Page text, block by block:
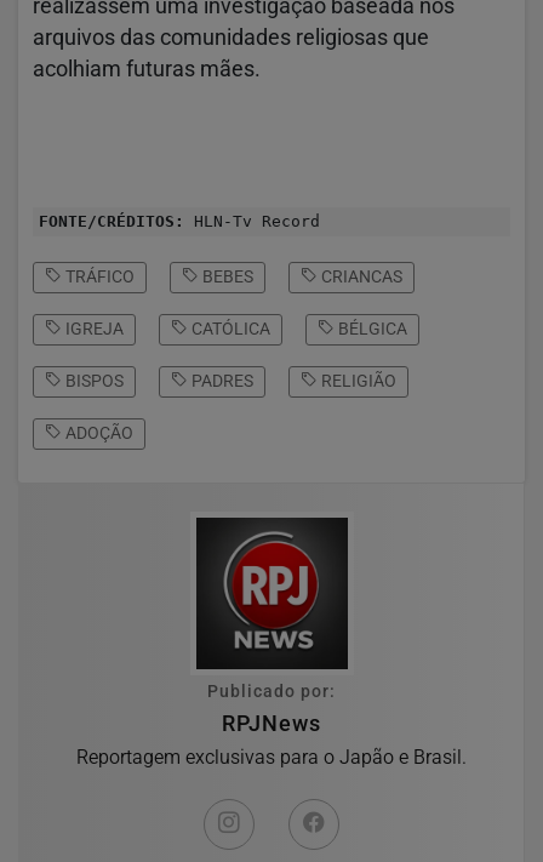
realizassem uma investigação baseada nos
arquivos das comunidades religiosas que
acolhiam futuras mães.
FONTE/CRÉDITOS: HLN-Tv Record
TRÁFICO BEBES CRIANCAS
IGREJA CATÓLICA BÉLGICA
BISPOS PADRES RELIGIÃO
ADOÇÃO
Publicado por:
RPJNews
Reportagem exclusivas para o Japão e Brasil.